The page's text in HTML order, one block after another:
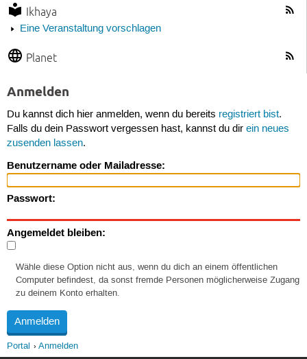
Ikhaya
Eine Veranstaltung vorschlagen
Planet
Anmelden
Du kannst dich hier anmelden, wenn du bereits registriert bist.
Falls du dein Passwort vergessen hast, kannst du dir ein neues
zusenden lassen.
Benutzername oder Mailadresse:
Passwort:
Angemeldet bleiben:
Wähle diese Option nicht aus, wenn du dich an einem öffentlichen
Computer befindest, da sonst fremde Personen möglicherweise Zugang
zu deinem Konto erhalten.
Portal Anmelden